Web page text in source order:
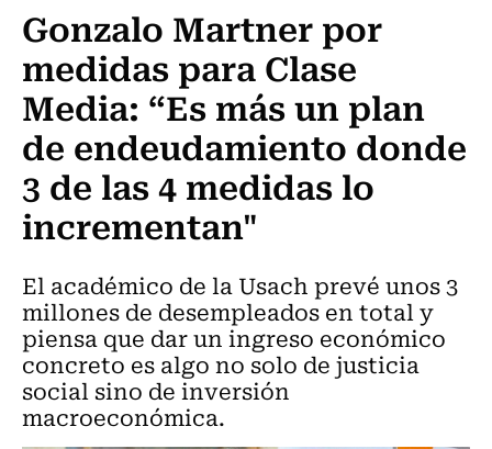
Gonzalo Martner por
medidas para Clase
Media: “Es más un plan
de endeudamiento donde
3 de las 4 medidas lo
incrementan"
El académico de la Usach prevé unos 3
millones de desempleados en total y
piensa que dar un ingreso económico
concreto es algo no solo de justicia
social sino de inversión
macroeconómica.